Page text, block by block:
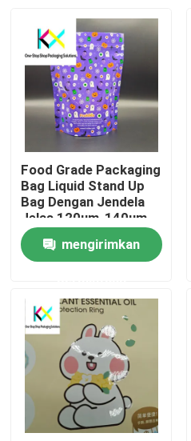
Rumah
Produk
Video
Food Grade Packaging
Bag Liquid Stand Up
Bag Dengan Jendela
Jelas 120um-140um
mengirimkan